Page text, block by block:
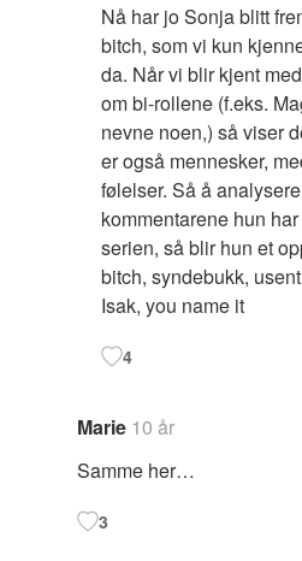
Nå har jo Sonja blitt
bitch, som vi kun
da. Når vi blir kjent
om bi-rollene (f.eks.
nevne noen,) så viser
er også mennesker,
følelser. Så å
kommentarene hun
serien, så blir hun et
bitch, syndebukk,
Isak, you name it
4
Marie 10 år
Samme her…
3